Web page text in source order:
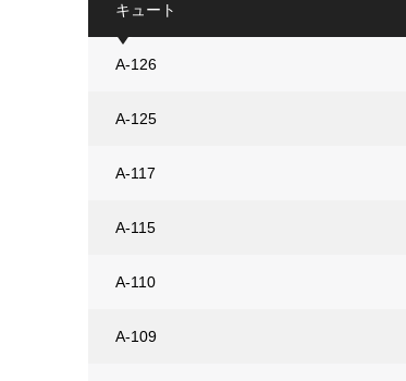
ン
キュート
A-126
A-125
A-117
A-115
A-110
A-109